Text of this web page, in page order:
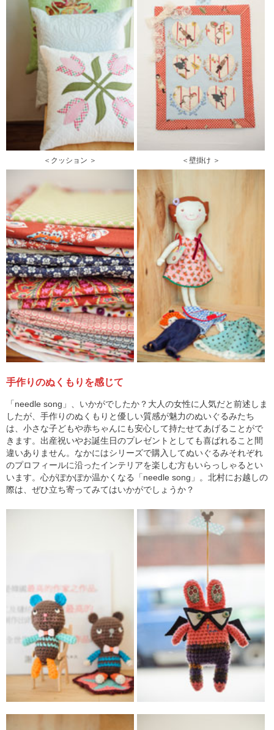
＜クッション ＞ ＜壁掛け ＞
手作りのぬくもりを感じて
「needle song」、いかがでしたか？大人の女性に人気だと前述しま
したが、手作りのぬくもりと優しい質感が魅力のぬいぐるみたち
は、小さな子どもや赤ちゃんにも安心して持たせてあげることがで
きます。出産祝いやお誕生日のプレゼントとしても喜ばれること間
違いありません。なかにはシリーズで購入してぬいぐるみそれぞれ
のプロフィールに沿ったインテリアを楽しむ方もいらっしゃるとい
います。心がぽかぽか温かくなる「needle song」。北村にお越しの
際は、ぜひ立ち寄ってみてはいかがでしょうか？